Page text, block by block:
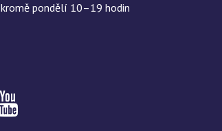
pondělí 10–19 hodin